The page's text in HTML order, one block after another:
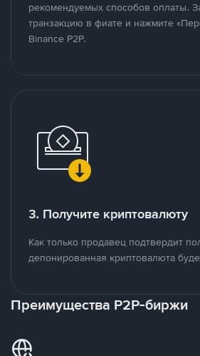
рекомендуемых способов оплаты.
транзакцию в фиате и нажмите
Binance P2P.
3. Получите криптовалюту
Как только продавец подтвердит
депонированная криптовалюта
Преимущества P2P-биржи